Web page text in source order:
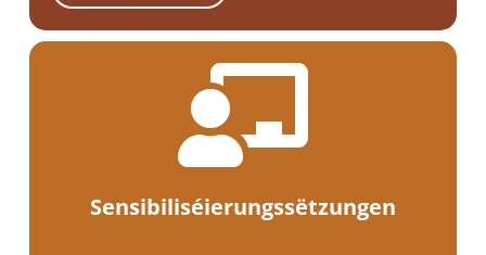

Sensibiliséierungssëtzungen